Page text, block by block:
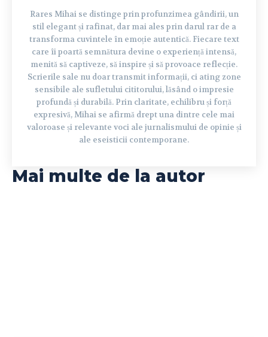
Rares Mihai se distinge prin profunzimea gândirii, un
stil elegant și rafinat, dar mai ales prin darul rar de a
transforma cuvintele în emoție autentică. Fiecare text
care îi poartă semnătura devine o experiență intensă,
menită să captiveze, să inspire și să provoace reflecție.
Scrierile sale nu doar transmit informații, ci ating zone
sensibile ale sufletului cititorului, lăsând o impresie
profundă și durabilă. Prin claritate, echilibru și forță
expresivă, Mihai se afirmă drept una dintre cele mai
valoroase și relevante voci ale jurnalismului de opinie și
ale eseisticii contemporane.
Mai multe de la autor